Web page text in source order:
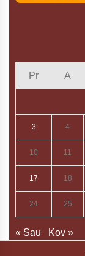
Pr A
3 4
10 11
17 18
24 25
« Sau Kov »